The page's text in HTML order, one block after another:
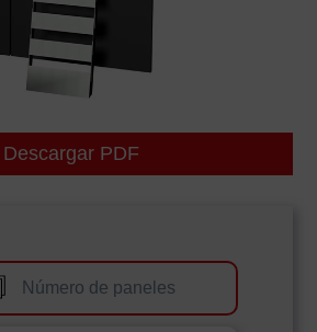
Descargar PDF
Número de paneles